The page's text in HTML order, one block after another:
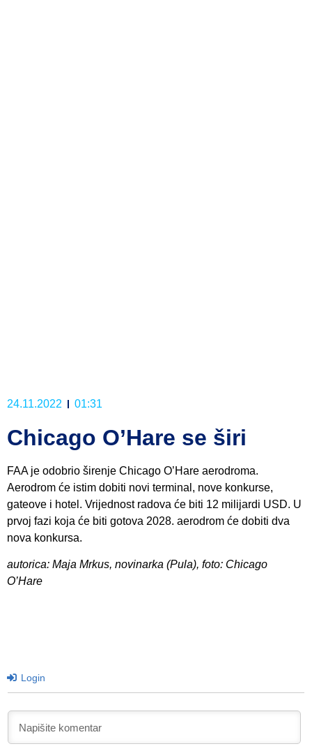
24.11.2022 01:31
Chicago O’Hare se širi
FAA je odobrio širenje Chicago O’Hare aerodroma.
Aerodrom će istim dobiti novi terminal, nove konkurse,
gateove i hotel. Vrijednost radova će biti 12 milijardi USD. U
prvoj fazi koja će biti gotova 2028. aerodrom će dobiti dva
nova konkursa.
autorica: Maja Mrkus, novinarka (Pula), foto: Chicago
O’Hare
Login